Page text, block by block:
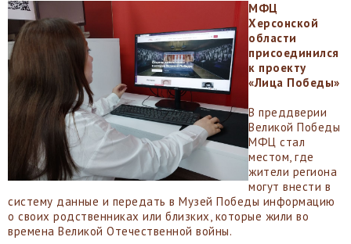
МФЦ
Херсонской
области
присоединился
к проекту
«Лица Победы»
В преддверии
Великой Победы
МФЦ стал
местом, где
жители региона
могут внести в
систему данные и передать в Музей Победы информацию
о своих родственниках или близких, которые жили во
времена Великой Отечественной войны.